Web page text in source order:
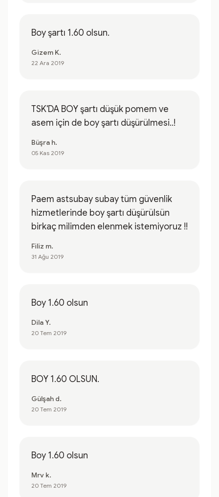
Boy şartı 1.60 olsun.
Gizem K.
22 Ara 2019
TSK'DA BOY şartı düşük pomem ve
asem için de boy şartı düşürülmesi..!
Büşra h.
05 Kas 2019
Paem astsubay subay tüm güvenlik
hizmetlerinde boy şartı düşürülsün
birkaç milimden elenmek istemiyoruz !!
Filiz m.
31 Ağu 2019
Boy 1.60 olsun
Dila Y.
20 Tem 2019
BOY 1.60 OLSUN.
Gülşah d.
20 Tem 2019
Boy 1.60 olsun
Mrv k.
20 Tem 2019